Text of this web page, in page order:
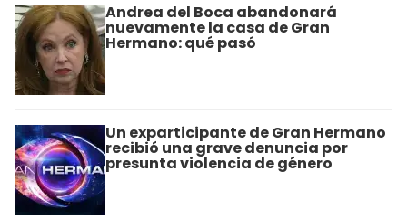
Andrea del Boca abandonará
nuevamente la casa de Gran
Hermano: qué pasó
Un exparticipante de Gran Hermano
recibió una grave denuncia por
presunta violencia de género